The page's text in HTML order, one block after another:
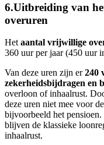
6.Uitbreiding van
overuren
Hetaantal vrijwillige
360 uur per jaar (450 uur
Van deze uren zijn er240
zekerheidsbijdragen en
overloon of inhaalrust.
deze uren niet mee voor
bijvoorbeeld het
blijven de klassieke
inhaalrust.